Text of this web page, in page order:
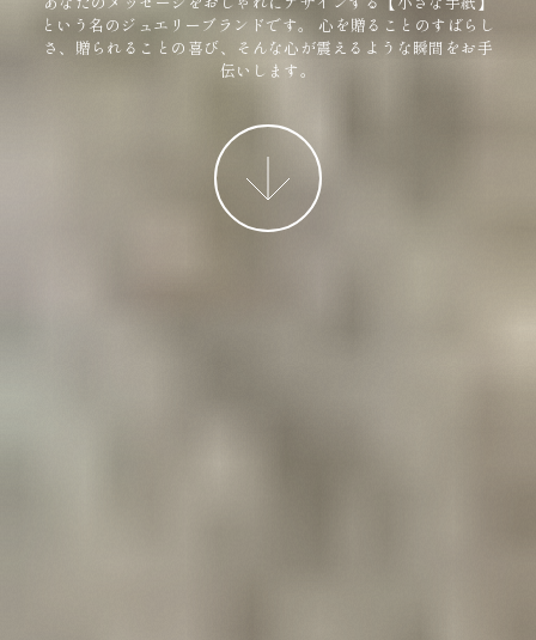
という名のジュエリーブランドです。
心を贈ることのすばらし
さ、贈られることの喜び、そんな心が震えるような瞬間をお手
伝いします。